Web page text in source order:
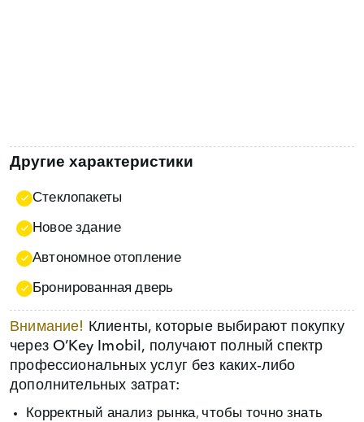
Другие характеристики
Стеклопакеты
Новое здание
Автономное отопление
Бронированная дверь
Внимание!
Клиенты, которые выбирают покупку
через O’Key Imobil, получают полный спектр
профессиональных услуг без каких‑либо
дополнительных затрат:
Корректный анализ рынка, чтобы точно знать